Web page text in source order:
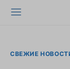
СВЕЖИЕ